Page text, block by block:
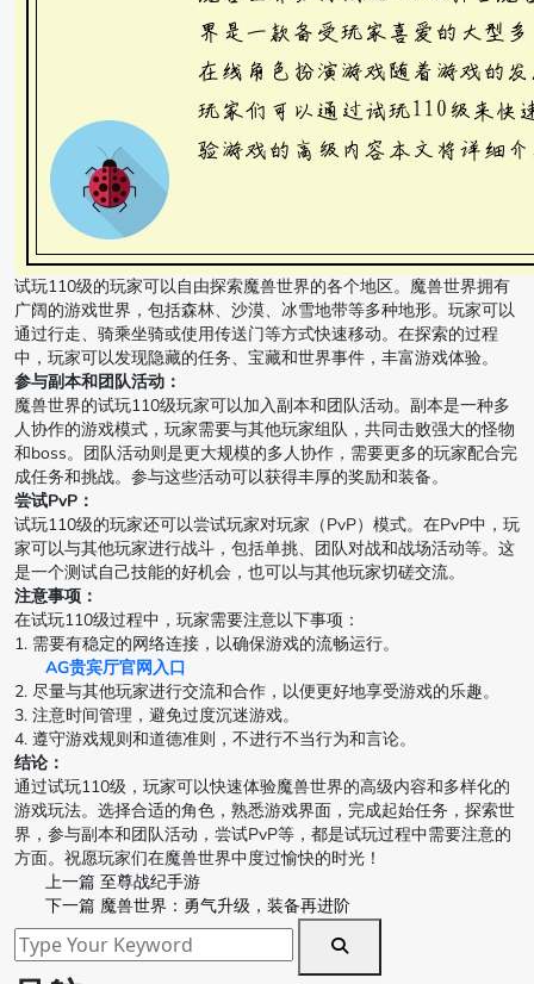
试玩110级的玩家可以自由探索魔兽世界的各个地区。魔兽世界拥有
广阔的游戏世界，包括森林、沙漠、冰雪地带等多种地形。玩家可以
通过行走、骑乘坐骑或使用传送门等方式快速移动。在探索的过程
中，玩家可以发现隐藏的任务、宝藏和世界事件，丰富游戏体验。
参与副本和团队活动：
魔兽世界的试玩110级玩家可以加入副本和团队活动。副本是一种多
人协作的游戏模式，玩家需要与其他玩家组队，共同击败强大的怪物
和boss。团队活动则是更大规模的多人协作，需要更多的玩家配合完
成任务和挑战。参与这些活动可以获得丰厚的奖励和装备。
尝试PvP：
试玩110级的玩家还可以尝试玩家对玩家（PvP）模式。在PvP中，玩
家可以与其他玩家进行战斗，包括单挑、团队对战和战场活动等。这
是一个测试自己技能的好机会，也可以与其他玩家切磋交流。
注意事项：
在试玩110级过程中，玩家需要注意以下事项：
1. 需要有稳定的网络连接，以确保游戏的流畅运行。
AG贵宾厅官网入口
2. 尽量与其他玩家进行交流和合作，以便更好地享受游戏的乐趣。
3. 注意时间管理，避免过度沉迷游戏。
4. 遵守游戏规则和道德准则，不进行不当行为和言论。
结论：
通过试玩110级，玩家可以快速体验魔兽世界的高级内容和多样化的
游戏玩法。选择合适的角色，熟悉游戏界面，完成起始任务，探索世
界，参与副本和团队活动，尝试PvP等，都是试玩过程中需要注意的
方面。祝愿玩家们在魔兽世界中度过愉快的时光！
上一篇 至尊战纪手游
下一篇 魔兽世界：勇气升级，装备再进阶